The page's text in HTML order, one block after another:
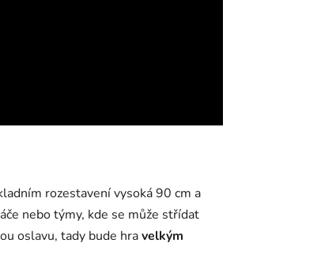
rozestavení vysoká 90 cm a
nebo týmy, kde se může střídat
oslavu, tady bude hravelkým